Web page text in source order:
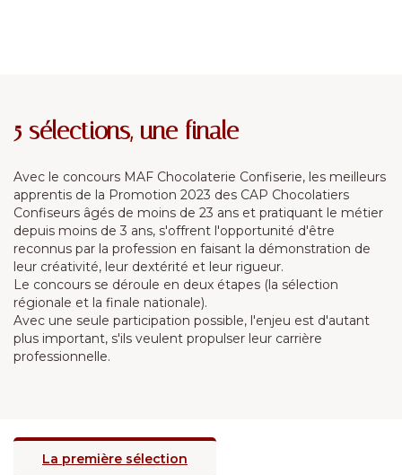
5 sélections, une finale
Avec le concours MAF Chocolaterie Confiserie, les meilleurs
apprentis de la Promotion 2023 des CAP Chocolatiers
Confiseurs âgés de moins de 23 ans et pratiquant le métier
depuis moins de 3 ans, s'offrent l'opportunité d'être
reconnus par la profession en faisant la démonstration de
leur créativité, leur dextérité et leur rigueur.
Le concours se déroule en deux étapes (la sélection
régionale et la finale nationale).
Avec une seule participation possible, l'enjeu est d'autant
plus important, s'ils veulent propulser leur carrière
professionnelle.
La première sélection